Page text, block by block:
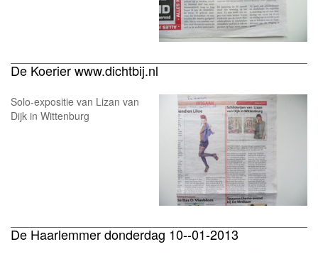
De Koerier www.dichtbij.nl
Solo-expositie van Lizan van
Dijk in Wittenburg
De Haarlemmer donderdag 10--01-2013